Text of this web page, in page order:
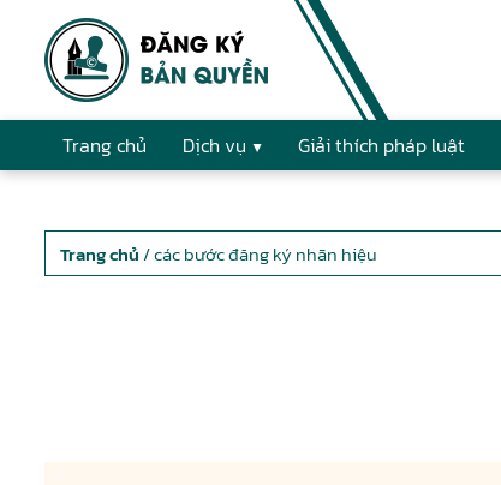
Trang chủ Dịch vụ Giải thích pháp luật
Trang chủ / các bước đăng ký nhãn hiệu